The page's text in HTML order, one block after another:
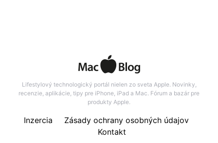
Lifestylový technologický portál nielen zo sveta Apple. Novinky,
recenzie, aplikácie, tipy pre iPhone, iPad a Mac. Fórum a bazár pre
produkty Apple.
Inzercia
Zásady ochrany osobných údajov
Kontakt